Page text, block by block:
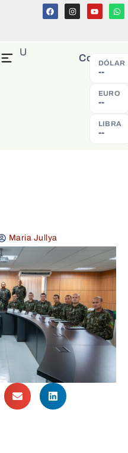
Cotação
DÓLAR
--
EURO
--
LIBRA
--
MENU
Maria Jullya